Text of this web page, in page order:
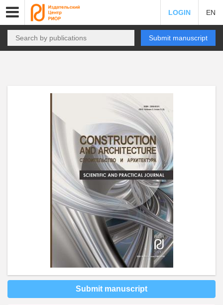
LOGIN EN
Submit manuscript
Submit manuscript